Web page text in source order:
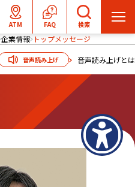
ATM FAQ 検索
メ
ニ
ー
企業情報 トップメッセージ
音声読み上げ 音声読み上げとは